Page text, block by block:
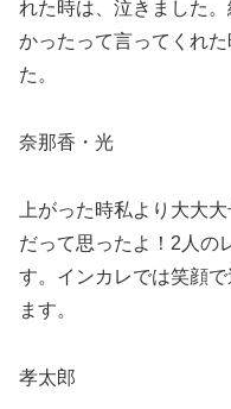
れた時は、泣きました
かったって言ってくれ
た。
奈那
上がった時私より大大
だって思ったよ！ 2 人の
す。 インカレでは笑顔
ます。
孝